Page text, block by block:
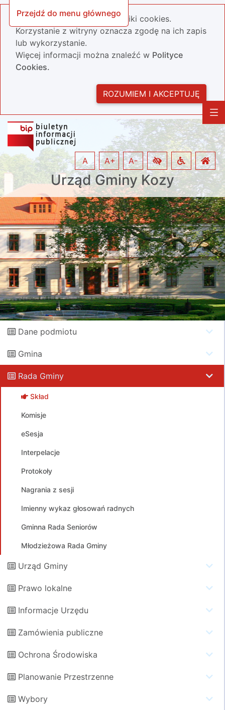
Przejdź do menu głównego
Nasza strona wykorzystuje pliki cookies.
Korzystanie z witryny oznacza zgodę na ich zapis
lub wykorzystanie.
Więcej informacji można znaleźć w Polityce
Cookies.
ROZUMIEM I AKCEPTUJĘ
Urząd Gminy Kozy
A A+ A-
Dane podmiotu
Gmina
Rada Gminy
Skład
Komisje
eSesja
Interpelacje
Protokoły
Nagrania z sesji
Imienny wykaz głosowań radnych
Gminna Rada Seniorów
Młodzieżowa Rada Gminy
Urząd Gminy
Prawo lokalne
Informacje Urzędu
Zamówienia publiczne
Ochrona Środowiska
Planowanie Przestrzenne
Wybory